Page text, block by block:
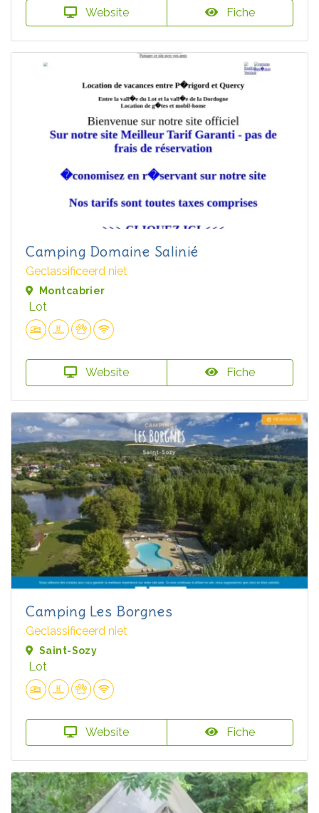
Website Fiche
Camping Domaine Salinié
Geclassificeerd niet
Montcabrier
Lot
Website Fiche
Camping Les Borgnes
Geclassificeerd niet
Saint-Sozy
Lot
Website Fiche